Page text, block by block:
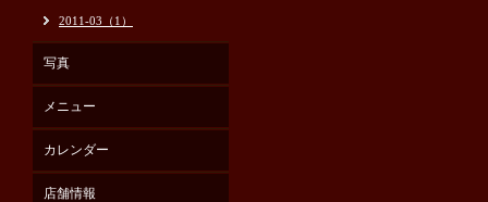
2011-03（1）
写真
メニュー
カレンダー
店舗情報